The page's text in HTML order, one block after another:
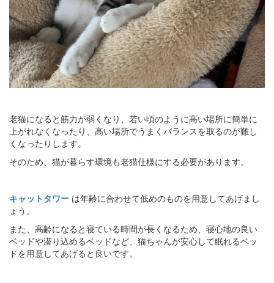
老猫になると筋力が弱くなり、若い頃のように高い場所に簡単に
上がれなくなったり、高い場所でうまくバランスを取るのが難し
くなったりします。
そのため、猫が暮らす環境も老猫仕様にする必要があります。
キャットタワー は年齢に合わせて低めのものを用意してあげまし
ょう。
また、高齢になると寝ている時間が長くなるため、寝心地の良い
ベッドや潜り込めるベッドなど、猫ちゃんが安心して眠れるベッ
ドを用意してあげると良いです。